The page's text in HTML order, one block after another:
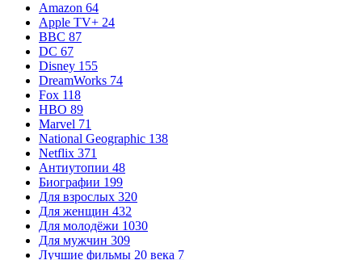
Amazon 64
Apple TV+ 24
BBC 87
DC 67
Disney 155
DreamWorks 74
Fox 118
HBO 89
Marvel 71
National Geographic 138
Netflix 371
Антиутопии 48
Биографии 199
Для взрослых 320
Для женщин 432
Для молодёжи 1030
Для мужчин 309
Лучшие фильмы 20 века 7